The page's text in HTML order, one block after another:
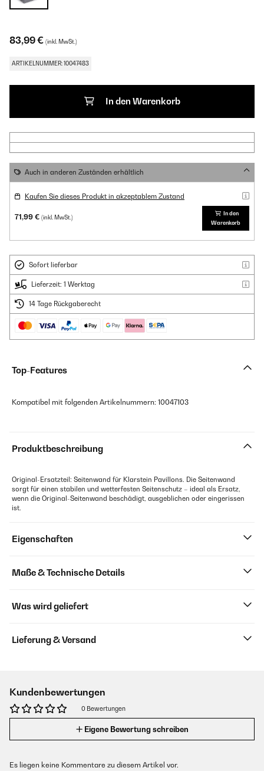
83,99 € (inkl. MwSt.)
ARTIKELNUMMER: 10047483
In den Warenkorb
Auch in anderen Zuständen erhältlich
Kaufen Sie dieses Produkt in akzeptablem Zustand
71,99 € (inkl. MwSt.)
In den
Warenkorb
Sofort lieferbar
Lieferzeit: 1 Werktag
14 Tage Rückgaberecht
Top-Features
Kompatibel mit folgenden Artikelnummern: 10047103
Produktbeschreibung
Original-Ersatzteil: Seitenwand für Klarstein Pavillons. Die Seitenwand
sorgt für einen stabilen und wetterfesten Seitenschutz – ideal als Ersatz,
wenn die Original-Seitenwand beschädigt, ausgeblichen oder eingerissen
ist.
Eigenschaften
Maße & Technische Details
Was wird geliefert
Lieferung & Versand
Kundenbewertungen
0 Bewertungen
Eigene Bewertung schreiben
Es liegen keine Kommentare zu diesem Artikel vor.